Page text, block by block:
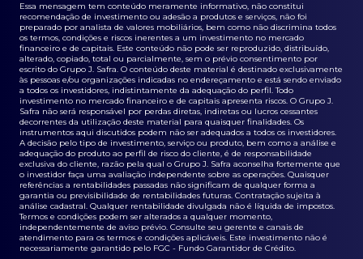
Essa mensagem tem conteúdo meramente informativo, não constitui
recomendação de investimento ou adesão a produtos e serviços, não foi
preparado por analista de valores mobiliários, bem como não discrimina todos
os termos, condições e riscos inerentes a um investimento no mercado
financeiro e de capitais. Este conteúdo não pode ser reproduzido, distribuído,
alterado, copiado, total ou parcialmente, sem o prévio consentimento por
escrito do Grupo J. Safra. O conteúdo deste material é destinado exclusivamente
às pessoas e/ou organizações indicadas no endereçamento e está sendo enviado
a todos os investidores, indistintamente da adequação do perfil. Todo
investimento no mercado financeiro e de capitais apresenta riscos. O Grupo J.
Safra não será responsável por perdas diretas, indiretas ou lucros cessantes
decorrentes da utilização deste material para quaisquer finalidades. Os
instrumentos aqui discutidos podem não ser adequados a todos os investidores.
A decisão pelo tipo de investimento, serviço ou produto, bem como a análise e
adequação do produto ao perfil de risco do cliente, é de responsabilidade
exclusiva do cliente, razão pela qual o Grupo J. Safra aconselha fortemente que
o investidor faça uma avaliação independente sobre as operações. Quaisquer
referências a rentabilidades passadas não significam de qualquer forma a
garantia ou previsibilidade de rentabilidades futuras. Contratação sujeita à
análise cadastral. Qualquer rentabilidade divulgada não é líquida de impostos.
Termos e condições podem ser alterados a qualquer momento,
independentemente de aviso prévio. Consulte seu gerente e canais de
atendimento para os termos e condições aplicáveis. Este investimento não é
necessariamente garantido pelo FGC - Fundo Garantidor de Crédito.